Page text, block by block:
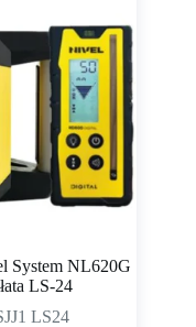
System NL620G
LS-24
LS24